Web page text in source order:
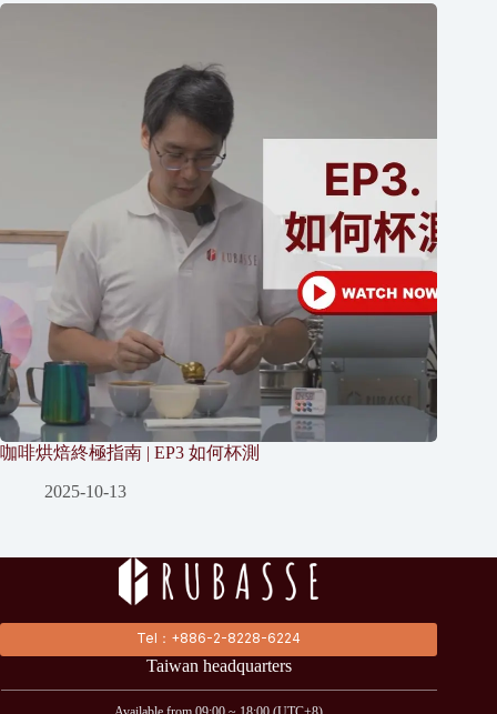
咖啡烘焙終極指南 | EP3 如何杯測
2025-10-13
Tel：+886-2-8228-6224
Taiwan headquarters